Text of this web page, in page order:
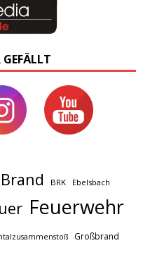
GEFÄLLT
Brand BRK Ebelsbach
Feuerwehr
Großbrand